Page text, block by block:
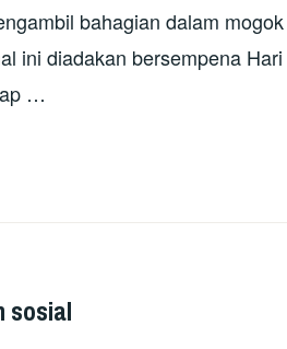
bahagian dalam mogok
ini diadakan bersempena Hari
…
sosial